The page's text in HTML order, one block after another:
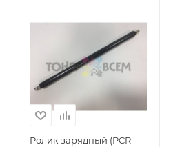
Ролик зарядный (PCR